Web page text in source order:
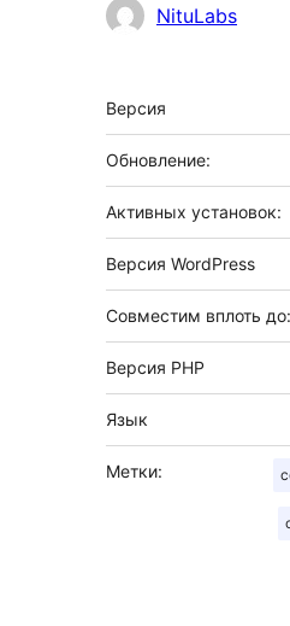
УчастникиNituLabs
Мета
Версия
Обновление:
Активных установок:
Версия WordPress
Совместим вплоть до:
Версия PHP
Язык
Метки: